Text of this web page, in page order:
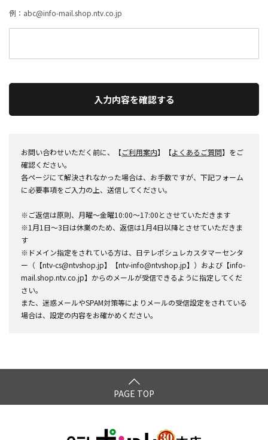
例：abc@info-mail.shop.ntv.co.jp
入力内容を確認する
お問い合わせいただく前に、【ご利用案内】【よくあるご質問】をご
確認ください。
各ページにて解決されなかった場合は、お手数ですが、下記フォーム
に必要事項をご入力の上、送信してください。
※ご返信は原則、月曜～金曜10:00～17:00とさせていただきます
※1月1日～3日は休業のため、返信は1月4日以降とさせていただきま
す
※ドメイン指定をされている方は、日テレポシュレカスタマーセンタ
ー（【ntv-cs@ntvshop.jp】【ntv-info@ntvshop.jp】）および【info-
mail.shop.ntv.co.jp】からのメールが受信できるように指定してくだ
さい。
また、迷惑メールやSPAM対策等によりメールの受信設定をされている
場合は、設定の内容をお確かめください。
PAGE TOP